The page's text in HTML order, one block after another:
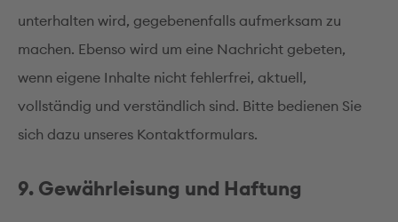
unterhalten wird, gegebenenfalls aufmerksam zu
machen. Ebenso wird um eine Nachricht gebeten,
wenn eigene Inhalte nicht fehlerfrei, aktuell,
vollständig und verständlich sind. Bitte bedienen Sie
sich dazu unseres Kontaktformulars.
9. Gewährleisung und Haftung